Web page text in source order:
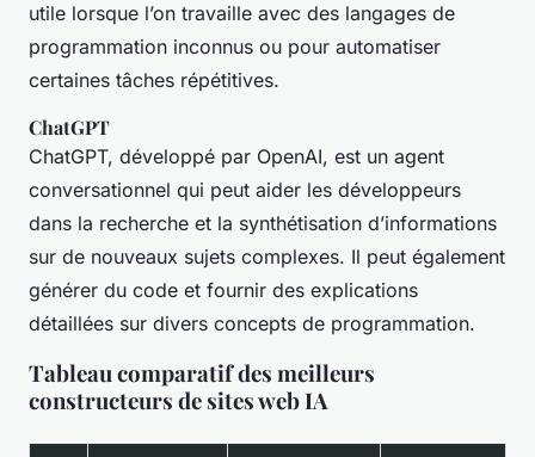
utile lorsque l’on travaille avec des langages de
programmation inconnus ou pour automatiser
certaines tâches répétitives.
ChatGPT
ChatGPT, développé par OpenAI, est un agent
conversationnel qui peut aider les développeurs
dans la recherche et la synthétisation d’informations
sur de nouveaux sujets complexes. Il peut également
générer du code et fournir des explications
détaillées sur divers concepts de programmation.
Tableau comparatif des meilleurs
constructeurs de sites web IA